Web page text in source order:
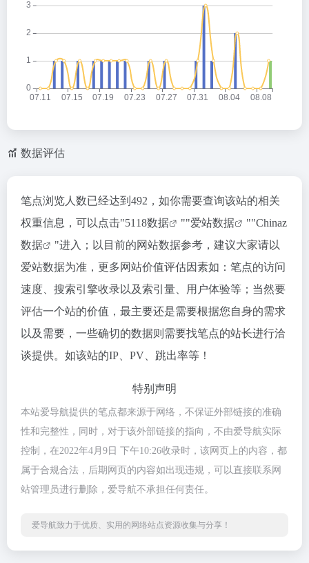
数据评估
笔点浏览人数已经达到492，如你需要查询该站的相关
权重信息，可以点击"5118数据 ""爱站数据 ""Chinaz
数据
"进入；以目前的网站数据参考，建议大家请以
爱站数据为准，更多网站价值评估因素如：笔点的访问
速度、搜索引擎收录以及索引量、用户体验等；当然要
评估一个站的价值，最主要还是需要根据您自身的需求
以及需要，一些确切的数据则需要找笔点的站长进行洽
谈提供。如该站的IP、PV、跳出率等！
特别声明
本站爱导航提供的笔点都来源于网络，不保证外部链接的准确
性和完整性，同时，对于该外部链接的指向，不由爱导航实际
控制，在2022年4月9日 下午10:26收录时，该网页上的内容，都
属于合规合法，后期网页的内容如出现违规，可以直接联系网
站管理员进行删除，爱导航不承担任何责任。
爱导航致力于优质、实用的网络站点资源收集与分享！